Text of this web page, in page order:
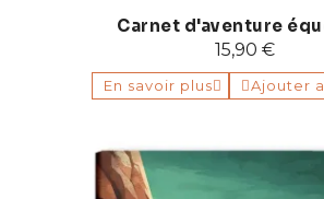
Carnet d'aventure
15,90 €
En savoir plus Ajouter